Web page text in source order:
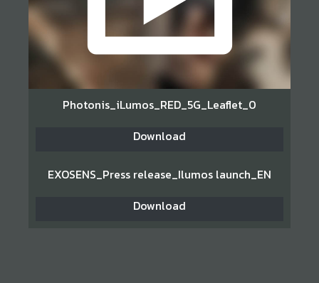
Photonis_iLumos_RED_5G_Leaflet_0
Download
EXOSENS_Press release_Ilumos launch_EN
Download